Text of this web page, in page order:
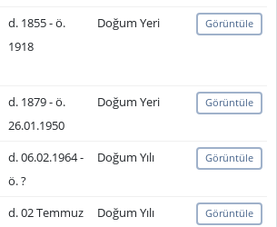
d. 1855 - ö.
1918
Doğum Yeri Görüntüle
d. 1879 - ö.
26.01.1950
Doğum Yeri Görüntüle
d. 06.02.1964 -
ö. ?
Doğum Yılı Görüntüle
d. 02 Temmuz
Doğum Yılı Görüntüle